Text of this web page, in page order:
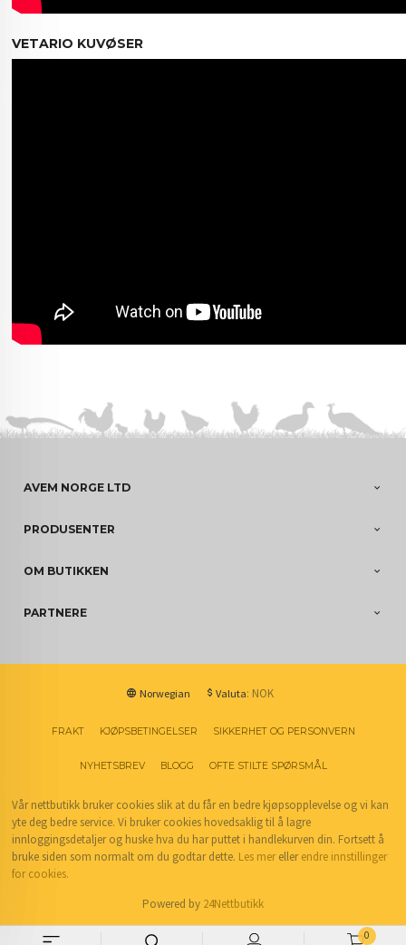
0
VETARIO KUVØSER
AVEM NORGE LTD
PRODUSENTER
OM BUTIKKEN
PARTNERE
Norwegian Valuta: NOK
FRAKT KJØPSBETINGELSER SIKKERHET OG PERSONVERN
NYHETSBREV BLOGG OFTE STILTE SPØRSMÅL
Vår nettbutikk bruker cookies slik at du får en bedre kjøpsopplevelse og vi kan
yte deg bedre service. Vi bruker cookies hovedsaklig til å lagre
innloggingsdetaljer og huske hva du har puttet i handlekurven din. Fortsett å
bruke siden som normalt om du godtar dette. Les merellerendre innstillinger
for cookies.
Powered by 24Nettbutikk